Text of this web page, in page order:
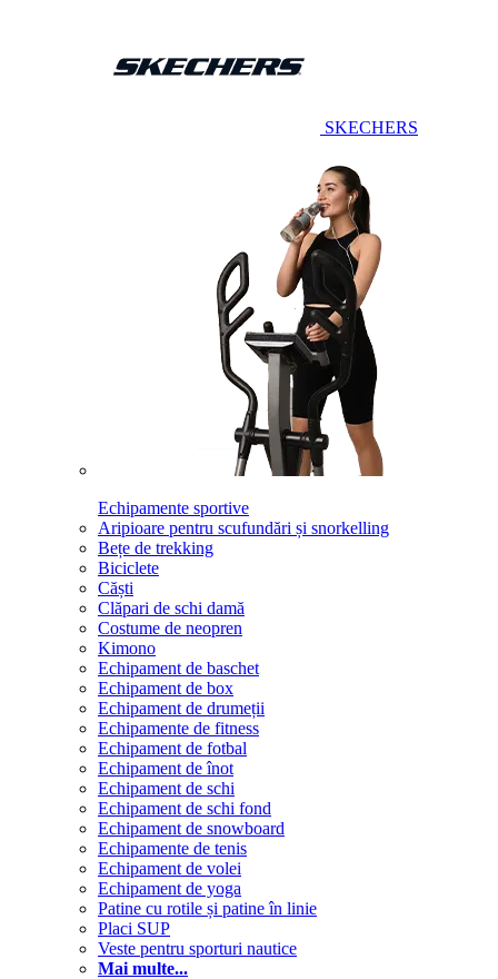
SKECHERS
Echipamente sportive
Aripioare pentru scufundări și snorkelling
Bețe de trekking
Biciclete
Căști
Clăpari de schi damă
Costume de neopren
Kimono
Echipament de baschet
Echipament de box
Echipament de drumeții
Echipamente de fitness
Echipament de fotbal
Echipament de înot
Echipament de schi
Echipament de schi fond
Echipament de snowboard
Echipamente de tenis
Echipament de volei
Echipament de yoga
Patine cu rotile și patine în linie
Placi SUP
Veste pentru sporturi nautice
Mai multe...